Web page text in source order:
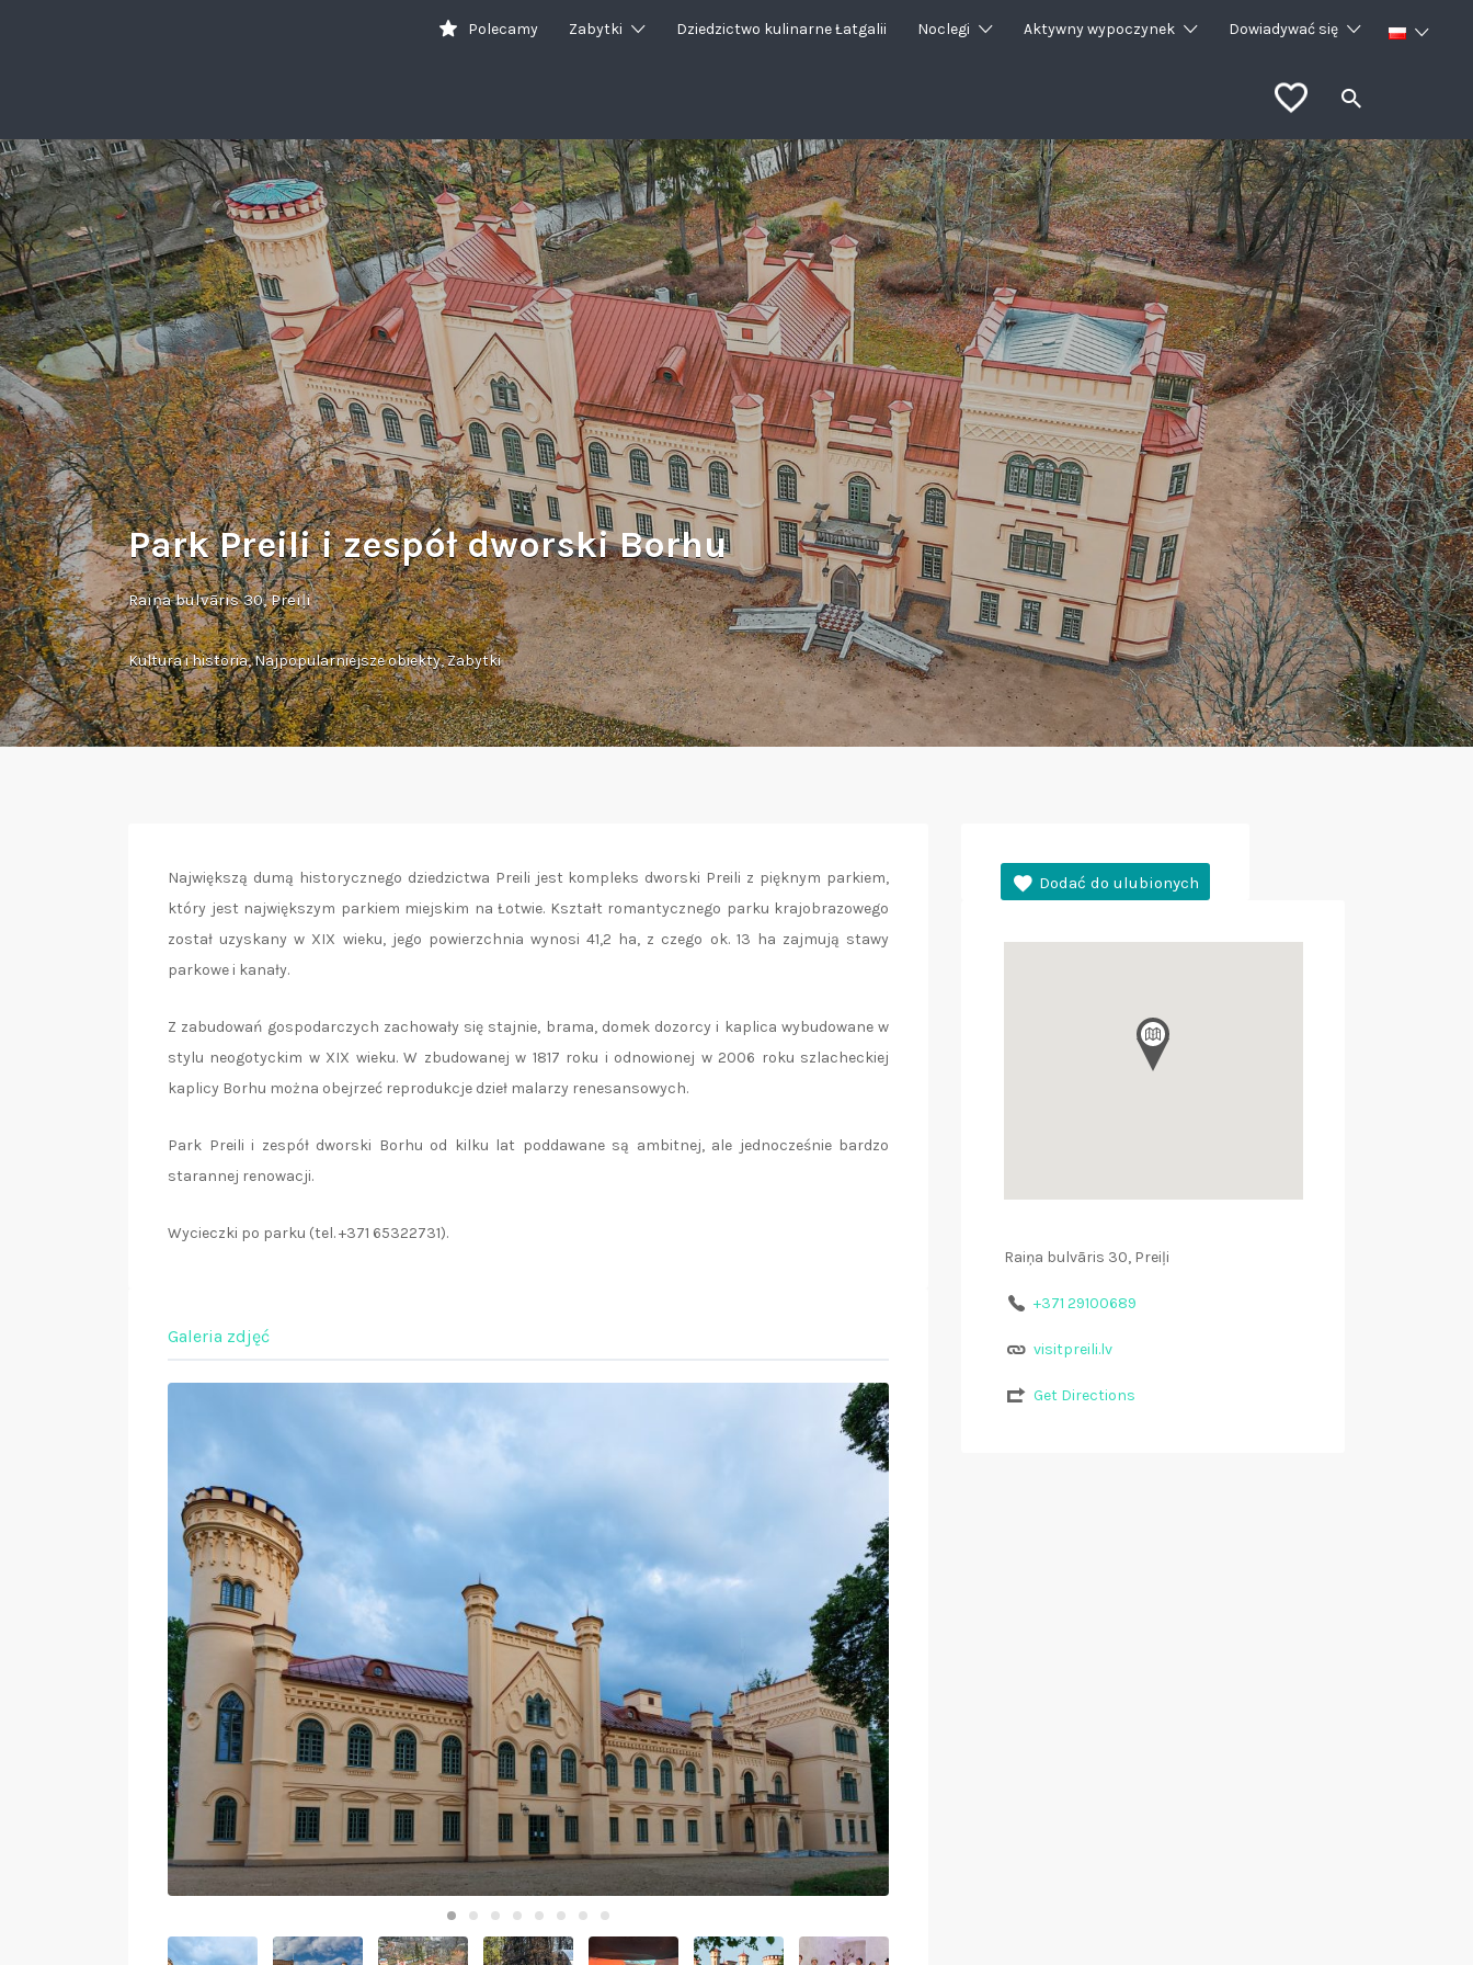
Tavs brīvdienu ceļvedis
Polecamy Zabytki Dziedzictwo kulinarne Łatgalii Noclegi Aktywny wypoczynek Dowiadywać się
Park Preili i zespół dworski Borhu
Raiņa bulvāris 30, Preiļi
Kultura i historia,Najpopularniejsze obiekty,Zabytki
Największą dumą historycznego dziedzictwa Preili jest kompleks dworski Preili z pięknym parkiem,
który jest największym parkiem miejskim na Łotwie. Kształt romantycznego parku krajobrazowego
został uzyskany w XIX wieku, jego powierzchnia wynosi 41,2 ha, z czego ok. 13 ha zajmują stawy
parkowe i kanały.
Z zabudowań gospodarczych zachowały się stajnie, brama, domek dozorcy i kaplica wybudowane w
stylu neogotyckim w XIX wieku. W zbudowanej w 1817 roku i odnowionej w 2006 roku szlacheckiej
kaplicy Borhu można obejrzeć reprodukcje dzieł malarzy renesansowych.
Park Preili i zespół dworski Borhu od kilku lat poddawane są ambitnej, ale jednocześnie bardzo
starannej renowacji.
Wycieczki po parku (tel. +371 65322731).
Galeria zdjęć
Raiņa bulvāris 30, Preiļi
+371 29100689
visitpreili.lv
Get Directions